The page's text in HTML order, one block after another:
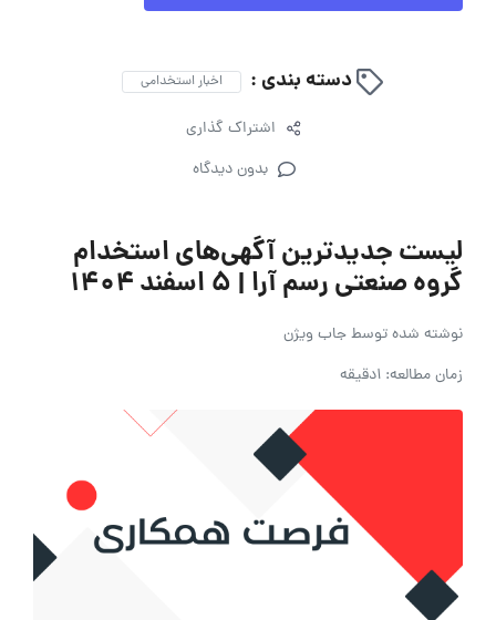
دسته بندی : اخبار استخدامی
اشتراک گذاری
بدون دیدگاه
لیست جدیدترین آگهی‌های استخدام
گروه صنعتی رسم آرا | ۵ اسفند ۱۴۰۴
نوشته شده توسطجاب ویژن
زمان مطالعه: 1دقیقه